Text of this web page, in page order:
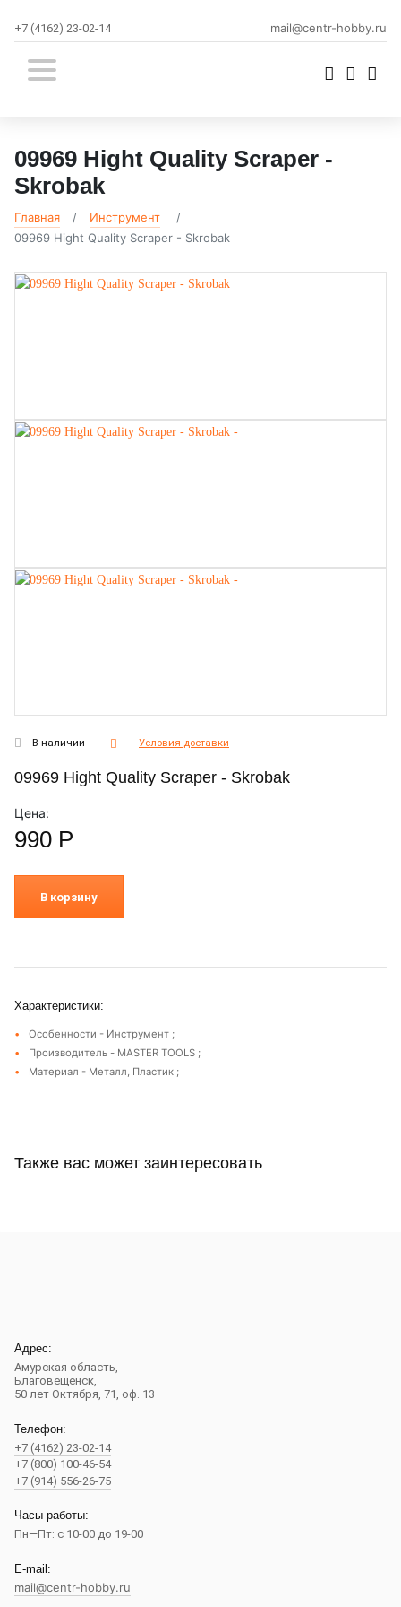
mail@centr-hobby.ru
+7 (4162) 23-02-14
09969 Hight Quality Scraper -
Skrobak
Главная
Инструмент
09969 Hight Quality Scraper - Skrobak
В наличии Условия доставки
09969 Hight Quality Scraper - Skrobak
Цена:
990 Р
В корзину
Характеристики:
Особенности - Инструмент ;
Производитель - MASTER TOOLS ;
Материал - Металл, Пластик ;
Также вас может заинтересовать
Адрес:
Амурская область,
Благовещенск,
50 лет Октября, 71, оф. 13
Телефон:
+7 (4162) 23-02-14
+7 (800) 100-46-54
+7 (914) 556-26-75
Часы работы:
Пн—Пт: с 10-00 до 19-00
E-mail:
mail@centr-hobby.ru